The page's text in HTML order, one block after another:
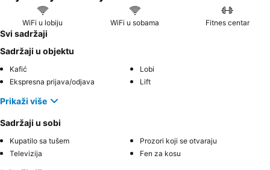
WiFi u lobiju WiFi u sobama Fitnes centar
Svi sadržaji
Sadržaji u objektu
Kafić
Lobi
Ekspresna prijava/odjava
Lift
Prikaži više
Sadržaji u sobi
Kupatilo sa tušem
Prozori koji se otvaraju
Televizija
Fen za kosu